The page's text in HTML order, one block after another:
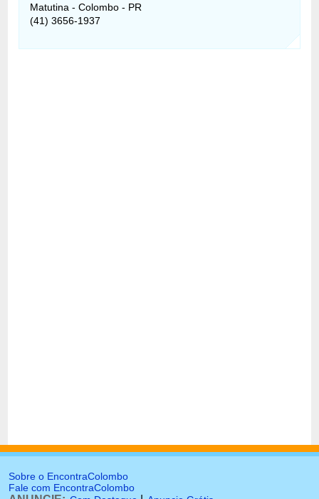
Matutina - Colombo - PR
(41) 3656-1937
Sobre o EncontraColombo
Fale com EncontraColombo